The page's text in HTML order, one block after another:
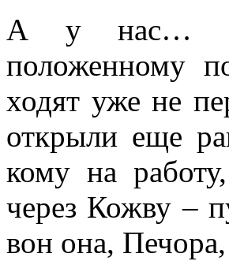
А у нас… По
положенному
ходят уже не
открыли еще
кому на
через Кожву –
вон она,